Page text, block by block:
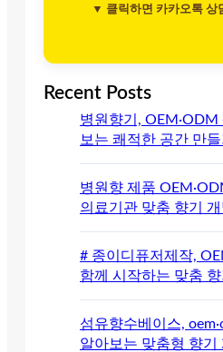
▼ 클릭하면 카카오톡 상
Recent Posts
병원향기,
보는 쾌적한 공간 만
병원향 제품
의료기관 맞춤 향기
# 종이디퓨저제작,
함께 시작하는 맞춤 향
섬유향수베이스,
알아보는 맞춤형 향기